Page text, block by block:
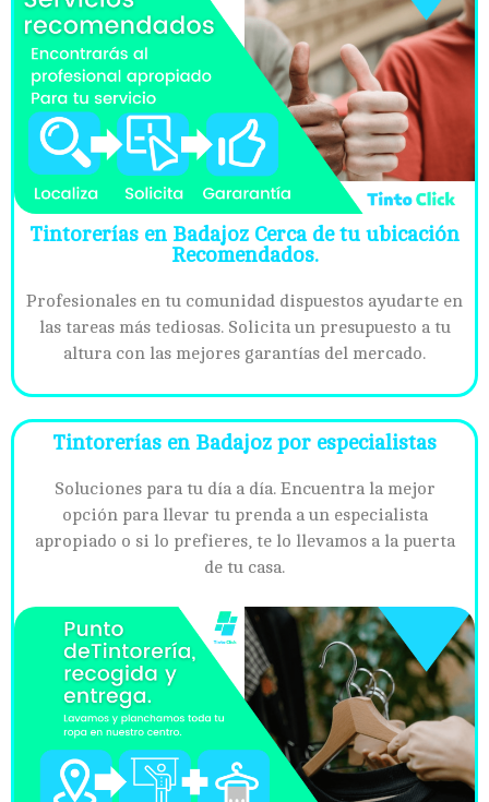
Tintorerías en Badajoz Cerca de tu ubicación
Recomendados.
Profesionales en tu comunidad dispuestos ayudarte en
las tareas más tediosas. Solicita un presupuesto a tu
altura con las mejores garantías del mercado.
Tintorerías en Badajoz por especialistas
Soluciones para tu día a día. Encuentra la mejor
opción para llevar tu prenda a un especialista
apropiado o si lo prefieres, te lo llevamos a la puerta
de tu casa.